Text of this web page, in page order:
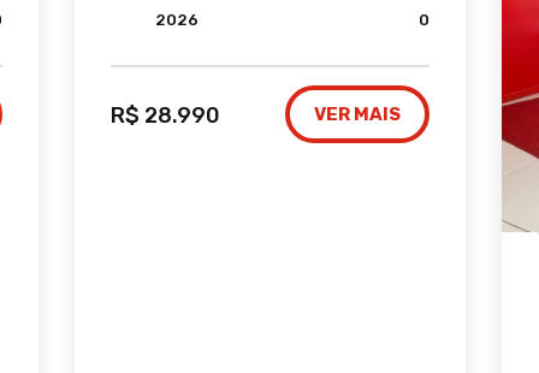
2026 0
R$ 28.990 VER MAIS